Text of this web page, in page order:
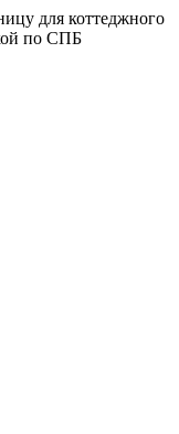
для коттеджного
по СПБ